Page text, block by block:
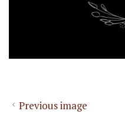
Previous image